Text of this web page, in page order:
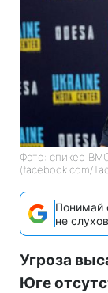
Фото: спикер
(facebook.com/
Понимай
не
Угроза
Юге